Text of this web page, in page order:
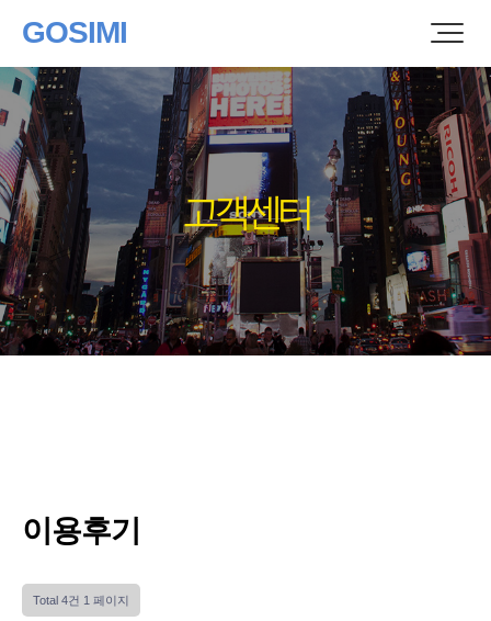
GOSIMI
고객센터
이용후기
Total 4건 1 페이지